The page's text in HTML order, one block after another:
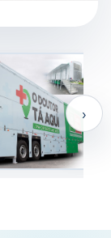
O
›